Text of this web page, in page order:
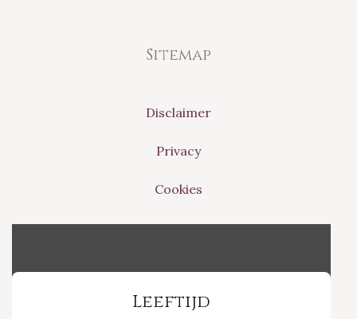
Sitemap
Disclaimer
Privacy
Cookies
Leeftijd